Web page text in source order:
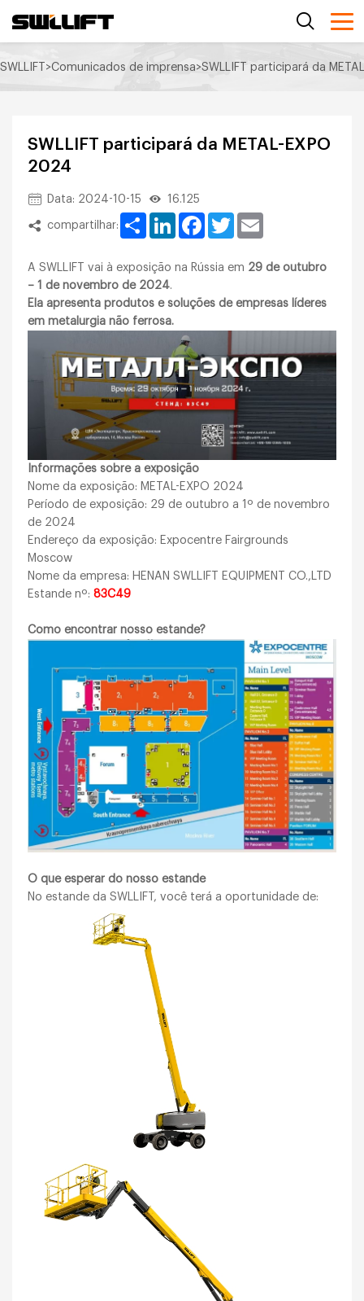
SWLLIFT>Comunicados de imprensa>SWLLIFT participará da
SWLLIFT participará da METAL-EXPO
2024
Data: 2024-10-15 16.125
compartilhar:
Share LinkedInFacebook
Twitter
A SWLLIFT vai à exposição na Rússia em 29 de outubro
– 1 de novembro de 2024.
Ela apresenta produtos e soluções de empresas líderes
em metalurgia não ferrosa.
Informações sobre a exposição
Nome da exposição: METAL-EXPO 2024
Período de exposição: 29 de outubro a 1º de novembro
de 2024
Endereço da exposição: Expocentre Fairgrounds
Moscow
Nome da empresa: HENAN SWLLIFT EQUIPMENT CO.,LTD
Estande nº: 83C49
Como encontrar nosso estande?
O que esperar do nosso estande
No estande da SWLLIFT, você terá a oportunidade de: